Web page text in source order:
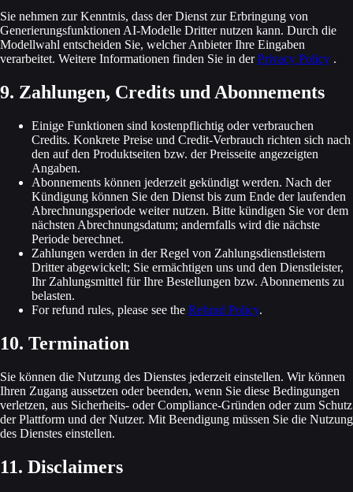
Sie nehmen zur Kenntnis, dass der Dienst zur Erbringung von
Generierungsfunktionen AI‑Modelle Dritter nutzen kann. Durch die
Modellwahl entscheiden Sie, welcher Anbieter Ihre Eingaben
verarbeitet. Weitere Informationen finden Sie in derPrivacy Policy .
9. Zahlungen, Credits und Abonnements
Einige Funktionen sind kostenpflichtig oder verbrauchen
Credits. Konkrete Preise und Credit‑Verbrauch richten sich nach
den auf den Produktseiten bzw. der Preisseite angezeigten
Angaben.
Abonnements können jederzeit gekündigt werden. Nach der
Kündigung können Sie den Dienst bis zum Ende der laufenden
Abrechnungs­periode weiter nutzen. Bitte kündigen Sie vor dem
nächsten Abrechnungs­datum; andernfalls wird die nächste
Periode berechnet.
Zahlungen werden in der Regel von Zahlungsdienstleistern
Dritter abgewickelt; Sie ermächtigen uns und den Dienst­leister,
Ihr Zahlungsmittel für Ihre Bestellungen bzw. Abonnements zu
belasten.
For refund rules, please see the Refund Policy.
10. Termination
Sie können die Nutzung des Dienstes jederzeit einstellen. Wir können
Ihren Zugang aussetzen oder beenden, wenn Sie diese Bedingungen
verletzen, aus Sicherheits‑ oder Compliance‑Gründen oder zum Schutz
der Plattform und der Nutzer. Mit Beendigung müssen Sie die Nutzung
des Dienstes einstellen.
11. Disclaimers